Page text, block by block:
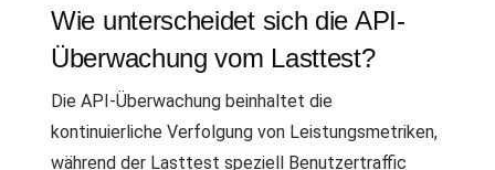
Wie unterscheidet sich die API-
Überwachung vom Lasttest?
Die API-Überwachung beinhaltet die
kontinuierliche Verfolgung von Leistungsmetriken,
während der Lasttest speziell Benutzertraffic